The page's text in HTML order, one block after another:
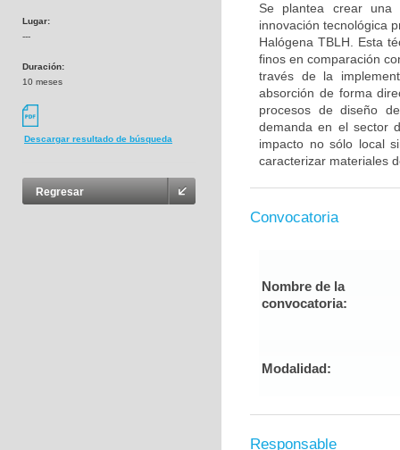
Lugar:
---
Duración:
10 meses
Descargar resultado de búsqueda
Regresar
Se plantea crear una
innovación tecnológica
Halógena TBLH. Esta
finos en comparación
través de la
absorción de forma
procesos de diseño
demanda en el sector
impacto no sólo local
caracterizar materiales
Convocatoria
Nombre de la
convocatoria:
Modalidad:
Responsable